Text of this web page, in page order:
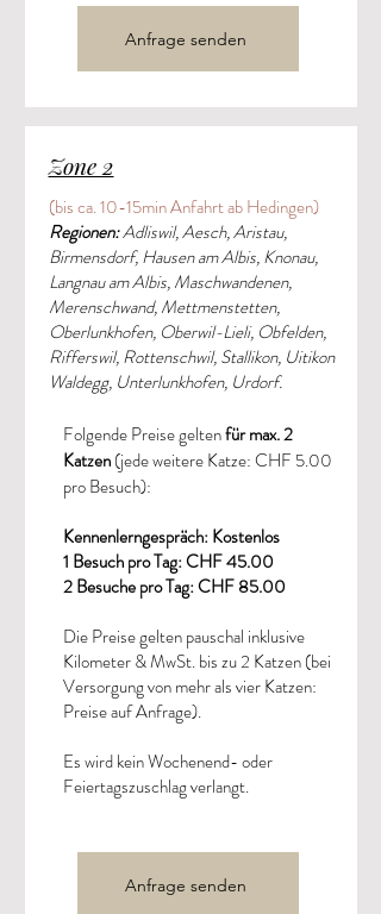
Anfrage senden
Zone 2
(bis ca. 10-15min Anfahrt ab Hedingen)
Regionen:Adliswil,Aesch, Aristau,
Birmensdorf, Hausen am Albis, Knonau,
Langnau am Albis, Maschwandenen,
Merenschwand, Mettmenstetten,
Oberlunkhofen, Oberwil-Lieli, Obfelden,
Rifferswil, Rottenschwil, Stallikon, Uitikon
Waldegg, Unterlunkhofen, Urdorf.
Folgende Preise geltenfür max. 2
Katzen(jede weitere Katze: CHF 5.00
pro Besuch):
Kennenlerngespräch: Kostenlos
1 Besuch pro Tag: CHF 45.00
2 Besuche pro Tag: CHF 85.00
Die Preise gelten pauschal inklusive
Kilometer & MwSt. bis zu 2 Katzen (bei
Versorgung von mehr als vier Katzen:
Preise auf Anfrage).
Es wird kein Wochenend- oder
Feiertagszuschlag verlangt.
Anfrage senden